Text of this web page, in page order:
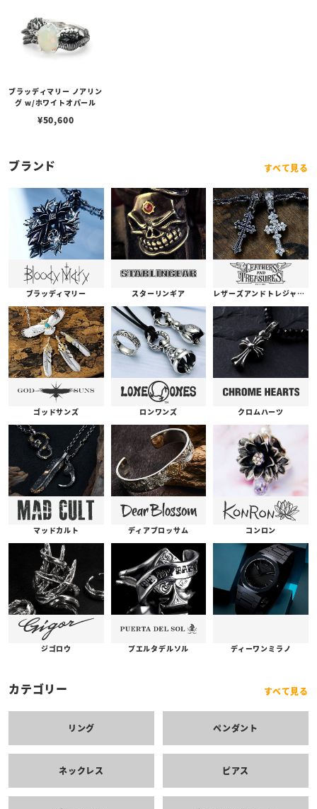
ブラッディマリー ノアリン
グ w/ホワイトオパール
¥50,600
ブランド すべて見る
ブラッディマリー スターリンギア レザーズアンドトレジャーズ
ゴッドサンズ ロンワンズ クロムハーツ
マッドカルト ディアブロッサム コンロン
ジゴロウ プエルタデルソル ディーワンミラノ
カテゴリー すべて見る
リング ペンダント
ネックレス ピアス